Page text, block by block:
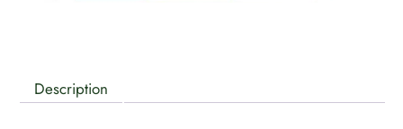
Description